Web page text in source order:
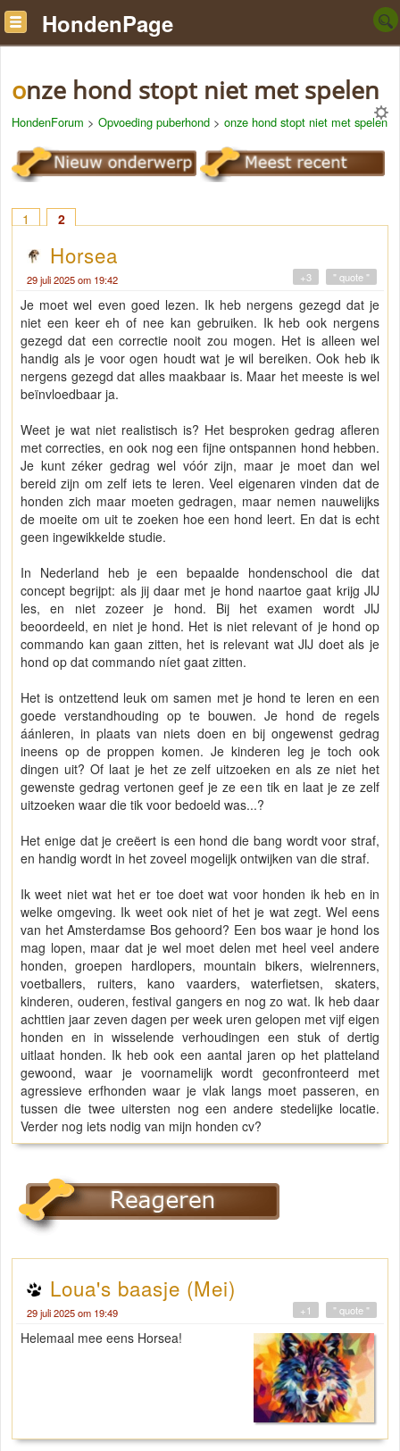
HondenPage
onze hond stopt niet met spelen
HondenForum > Opvoeding puberhond > onze hond stopt niet met spelen
1 2
Horsea
29 juli 2025 om 19:42 " quote "
+3
Je moet wel even goed lezen. Ik heb nergens gezegd dat je
niet een keer eh of nee kan gebruiken. Ik heb ook nergens
gezegd dat een correctie nooit zou mogen. Het is alleen wel
handig als je voor ogen houdt wat je wil bereiken. Ook heb ik
nergens gezegd dat alles maakbaar is. Maar het meeste is wel
beïnvloedbaar ja.
Weet je wat niet realistisch is? Het besproken gedrag afleren
met correcties, en ook nog een fijne ontspannen hond hebben.
Je kunt zéker gedrag wel vóór zijn, maar je moet dan wel
bereid zijn om zelf iets te leren. Veel eigenaren vinden dat de
honden zich maar moeten gedragen, maar nemen nauwelijks
de moeite om uit te zoeken hoe een hond leert. En dat is echt
geen ingewikkelde studie.
In Nederland heb je een bepaalde hondenschool die dat
concept begrijpt: als jij daar met je hond naartoe gaat krijg JIJ
les, en niet zozeer je hond. Bij het examen wordt JIJ
beoordeeld, en niet je hond. Het is niet relevant of je hond op
commando kan gaan zitten, het is relevant wat JIJ doet als je
hond op dat commando níet gaat zitten.
Het is ontzettend leuk om samen met je hond te leren en een
goede verstandhouding op te bouwen. Je hond de regels
áánleren, in plaats van niets doen en bij ongewenst gedrag
ineens op de proppen komen. Je kinderen leg je toch ook
dingen uit? Of laat je het ze zelf uitzoeken en als ze niet het
gewenste gedrag vertonen geef je ze een tik en laat je ze zelf
uitzoeken waar die tik voor bedoeld was...?
Het enige dat je creëert is een hond die bang wordt voor straf,
en handig wordt in het zoveel mogelijk ontwijken van die straf.
Ik weet niet wat het er toe doet wat voor honden ik heb en in
welke omgeving. Ik weet ook niet of het je wat zegt. Wel eens
van het Amsterdamse Bos gehoord? Een bos waar je hond los
mag lopen, maar dat je wel moet delen met heel veel andere
honden, groepen hardlopers, mountain bikers, wielrenners,
voetballers, ruiters, kano vaarders, waterfietsen, skaters,
kinderen, ouderen, festival gangers en nog zo wat. Ik heb daar
achttien jaar zeven dagen per week uren gelopen met vijf eigen
honden en in wisselende verhoudingen een stuk of dertig
uitlaat honden. Ik heb ook een aantal jaren op het platteland
gewoond, waar je voornamelijk wordt geconfronteerd met
agressieve erfhonden waar je vlak langs moet passeren, en
tussen die twee uitersten nog een andere stedelijke locatie.
Verder nog iets nodig van mijn honden cv?
Loua's baasje (Mei)
29 juli 2025 om 19:49 " quote "
+1
Helemaal mee eens Horsea!